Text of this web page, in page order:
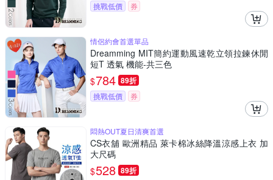
挑戰低價 券
情侶約會首選單品
Dreamming MIT簡約運動風速乾立領拉鍊休閒
短T 透氣 機能-共三色
$784 89折
挑戰低價 券
悶熱OUT夏日清爽首選
CS衣舖 歐洲精品 萊卡棉冰絲降溫涼感上衣 加
大尺碼
$528 89折